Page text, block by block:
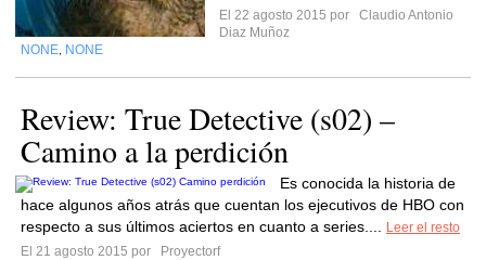
El 22 agosto 2015 por
Claudio Antonio
Diaz Muñoz
NONE NONE
Review: True Detective (s02) –
Camino a la perdición
Es conocida la historia de
hace algunos años atrás que cuentan los ejecutivos de HBO con
respecto a sus últimos aciertos en cuanto a series....
Leer el resto
El 21 agosto 2015 por
Proyectorf